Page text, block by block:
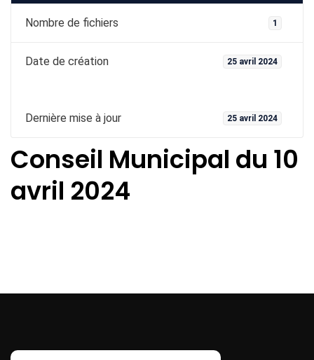
Nombre de fichiers 1
Date de création 25 avril 2024
Dernière mise à jour 25 avril 2024
Conseil Municipal du 10
avril 2024